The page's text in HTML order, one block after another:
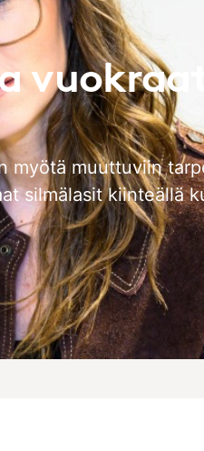
muuttuviin
silmälasit kiinteällä